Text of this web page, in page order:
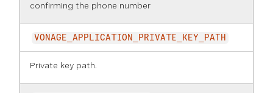
confirming the phone number
VONAGE_APPLICATION_PRIVATE_KEY_PATH
Private key path.